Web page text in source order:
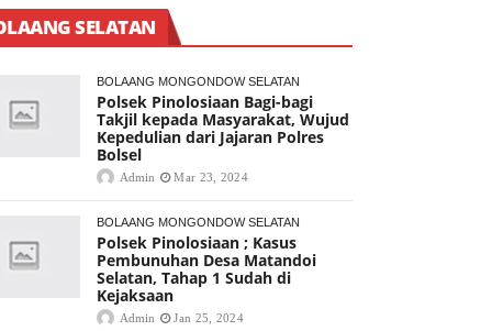
SELATAN
BOLAANG MONGONDOW SELATAN
Polsek Pinolosiaan Bagi-bagi
Takjil kepada Masyarakat, Wujud
Kepedulian dari Jajaran Polres
Bolsel
Admin Mar 23, 2024
BOLAANG MONGONDOW SELATAN
Polsek Pinolosiaan ; Kasus
Pembunuhan Desa Matandoi
Selatan, Tahap 1 Sudah di
Kejaksaan
Admin Jan 25, 2024